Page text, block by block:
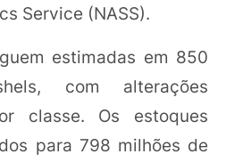
Service (NASS).
estimadas em 850
com alterações
classe. Os estoques
para 798 milhões de